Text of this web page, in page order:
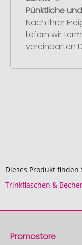
Pünktliche
Nach Ihrer
liefern wir
vereinbarten
Dieses Produkt
Trinkflaschen &
Promostore